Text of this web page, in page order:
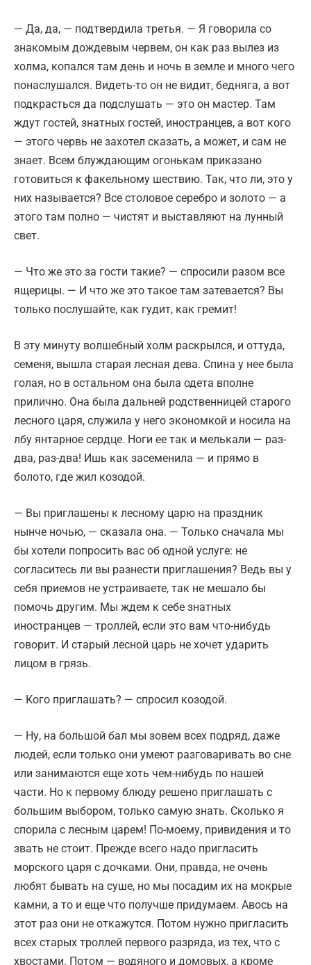
— Да, да, — подтвердила третья. — Я говорила со
знакомым дождевым червем, он как раз вылез из
холма, копался там день и ночь в земле и много чего
понаслушался. Видеть-то он не видит, бедняга, а вот
подкрасться да подслушать — это он мастер. Там
ждут гостей, знатных гостей, иностранцев, а вот кого
— этого червь не захотел сказать, а может, и сам не
знает. Всем блуждающим огонькам приказано
готовиться к факельному шествию. Так, что ли, это у
них называется? Все столовое серебро и золото — а
этого там полно — чистят и выставляют на лунный
свет.
— Что же это за гости такие? — спросили разом все
ящерицы. — И что же это такое там затевается? Вы
только послушайте, как гудит, как гремит!
В эту минуту волшебный холм раскрылся, и оттуда,
семеня, вышла старая лесная дева. Спина у нее была
голая, но в остальном она была одета вполне
прилично. Она была дальней родственницей старого
лесного царя, служила у него экономкой и носила на
лбу янтарное сердце. Ноги ее так и мелькали — раз-
два, раз-два! Ишь как засеменила — и прямо в
болото, где жил козодой.
— Вы приглашены к лесному царю на праздник
нынче ночью, — сказала она. — Только сначала мы
бы хотели попросить вас об одной услуге: не
согласитесь ли вы разнести приглашения? Ведь вы у
себя приемов не устраиваете, так не мешало бы
помочь другим. Мы ждем к себе знатных
иностранцев — троллей, если это вам что-нибудь
говорит. И старый лесной царь не хочет ударить
лицом в грязь.
— Кого приглашать? — спросил козодой.
— Ну, на большой бал мы зовем всех подряд, даже
людей, если только они умеют разговаривать во сне
или занимаются еще хоть чем-нибудь по нашей
части. Но к первому блюду решено приглашать с
большим выбором, только самую знать. Сколько я
спорила с лесным царем! По-моему, привидения и то
звать не стоит. Прежде всего надо пригласить
морского царя с дочками. Они, правда, не очень
любят бывать на суше, но мы посадим их на мокрые
камни, а то и еще что получше придумаем. Авось на
этот раз они не откажутся. Потом нужно пригласить
всех старых троллей первого разряда, из тех, что с
хвостами. Потом — водяного и домовых, а кроме